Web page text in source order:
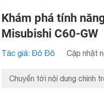
Khám phá tính
Misubishi C60-GW
Tác giả: Đô Đô Cập nhật
Chuyển tới nội dung chính